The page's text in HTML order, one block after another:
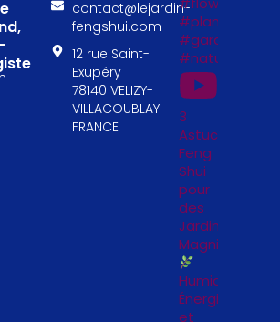
contact@lejardin-
fengshui.com
12 rue Saint-
Exupéry
78140 VELIZY-
VILLACOUBLAY
FRANCE
#garden
#naturelovers
3
Astuces
Feng
Shui
pour
des
Jardinières
Magnifiques
Humidité,
Énergie
et